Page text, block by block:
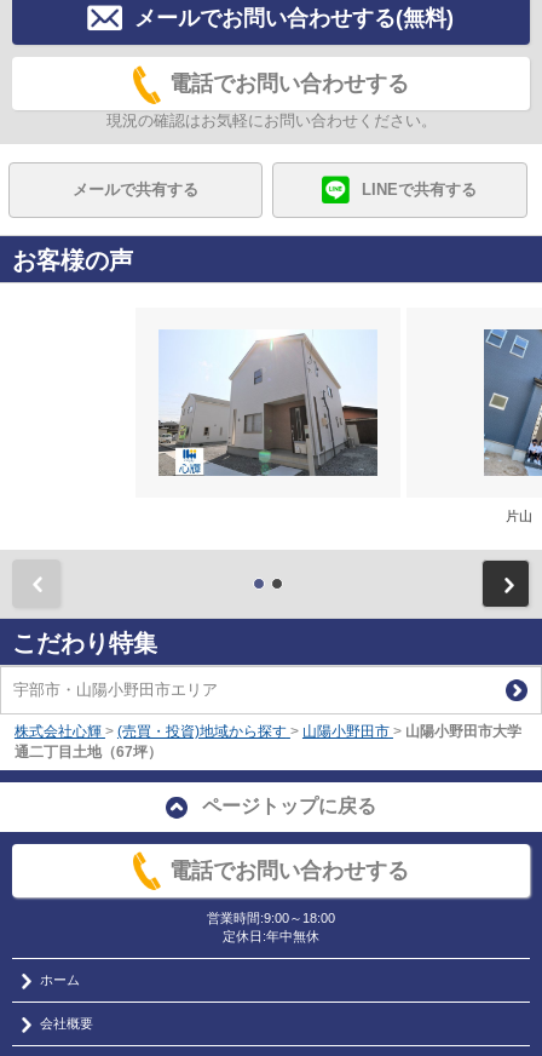
メールでお問い合わせする(無料)
電話でお問い合わせする
現況の確認はお気軽にお問い合わせください。
メールで共有する LINEで共有する
お客様の声
片山
こだわり特集
宇部市・山陽小野田市エリア
株式会社心輝 > (売買・投資)地域から探す > 山陽小野田市 > 山陽小野田市大学
通二丁目土地（67坪）
ページトップに戻る
電話でお問い合わせする
営業時間:9:00～18:00
定休日:年中無休
ホーム
会社概要